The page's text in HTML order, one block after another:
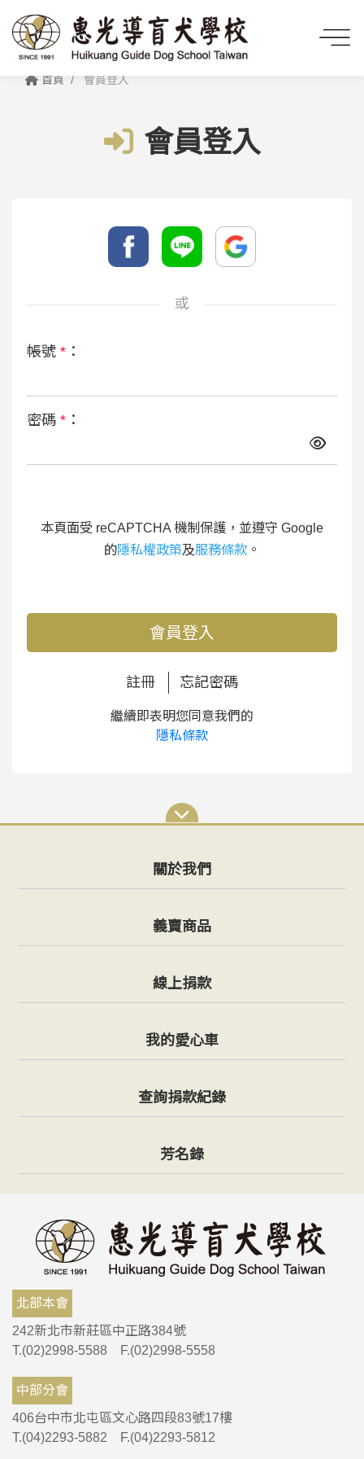
首頁 會員登入
會員登入
或
帳號 * ：
密碼 * ：
本頁面受 reCAPTCHA 機制保護，並遵守 Google
的隱私權政策及服務條款 。
會員登入
註冊 忘記密碼
繼續即表明您同意我們的
隱私條款
關於我們
義賣商品
線上捐款
我的愛心車
查詢捐款紀錄
芳名錄
北部本會
242新北市新莊區中正路384號
T.(02)2998-5588 F.(02)2998-5558
中部分會
406台中市北屯區文心路四段83號17樓
T.(04)2293-5882 F.(04)2293-5812